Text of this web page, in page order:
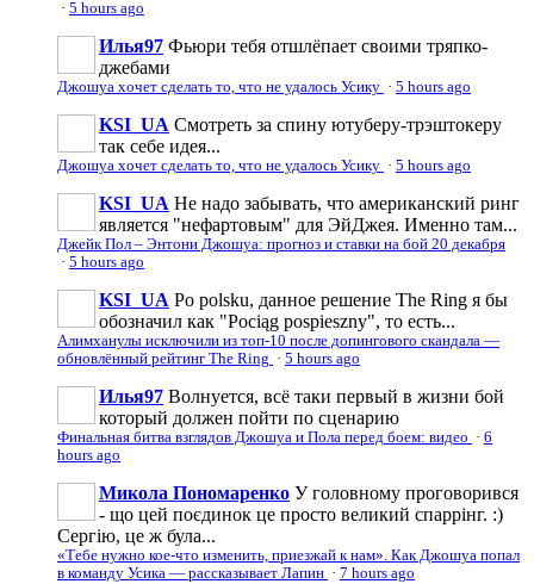
· 5 hours ago
Илья97 Фьюри тебя отшлёпает своими тряпко-
джебами
Джошуа хочет сделать то, что не удалось Усику · 5 hours ago
KSI_UA Смотреть за спину ютуберу-трэштокеру
так себе идея...
Джошуа хочет сделать то, что не удалось Усику · 5 hours ago
KSI_UA Не надо забывать, что американский ринг
является "нефартовым" для ЭйДжея. Именно там...
Джейк Пол – Энтони Джошуа: прогноз и ставки на бой 20 декабря
· 5 hours ago
KSI_UA Po polsku, данное решение The Ring я бы
обозначил как "Pociąg pospieszny", то есть...
Алимханулы исключили из топ-10 после допингового скандала —
обновлённый рейтинг The Ring · 5 hours ago
Илья97 Волнуется, всё таки первый в жизни бой
который должен пойти по сценарию
Финальная битва взглядов Джошуа и Пола перед боем: видео · 6
hours ago
Микола Пономаренко У головному проговорився
- що цей поєдинок це просто великий спаррінг. :)
Сергію, це ж була...
«Тебе нужно кое-что изменить, приезжай к нам». Как Джошуа попал
в команду Усика — рассказывает Лапин · 7 hours ago